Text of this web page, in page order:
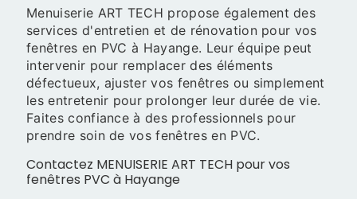
Menuiserie ART TECH propose également des
services d'entretien et de rénovation pour vos
fenêtres en PVC à Hayange. Leur équipe peut
intervenir pour remplacer des éléments
défectueux, ajuster vos fenêtres ou simplement
les entretenir pour prolonger leur durée de vie.
Faites confiance à des professionnels pour
prendre soin de vos fenêtres en PVC.
Contactez MENUISERIE ART TECH pour vos
fenêtres PVC à Hayange